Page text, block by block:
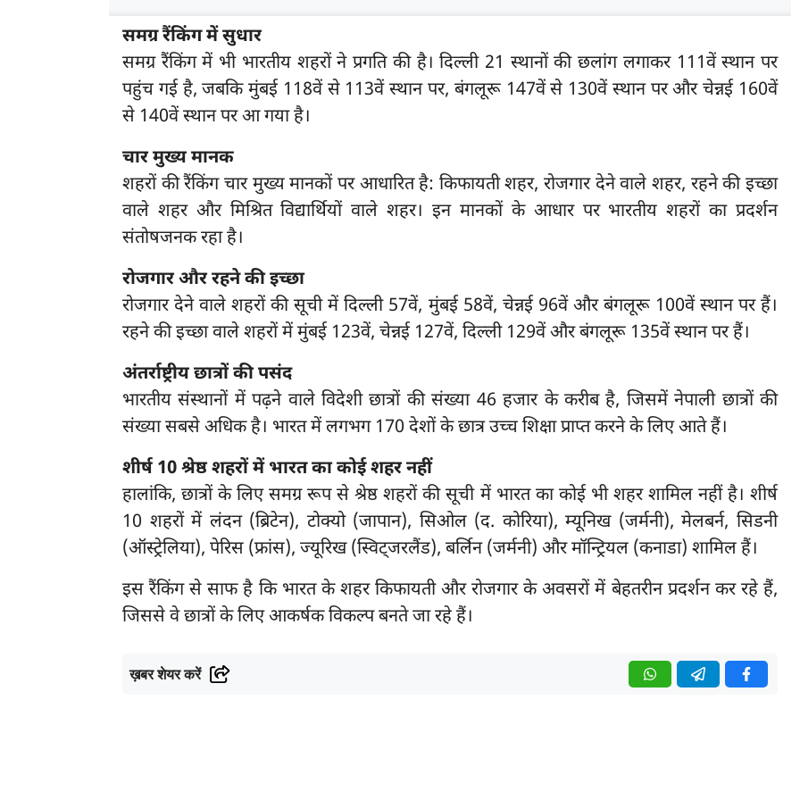
समग्र रैंकिंग में सुधार
समग्र रैंकिंग में भी भारतीय शहरों ने प्रगति की है। दिल्ली 21 स्थानों की छलांग लगाकर 111वें स्थान पर
पहुंच गई है, जबकि मुंबई 118वें से 113वें स्थान पर, बंगलूरू 147वें से 130वें स्थान पर और चेन्नई 160वें
से 140वें स्थान पर आ गया है।
चार मुख्य मानक
शहरों की रैंकिंग चार मुख्य मानकों पर आधारित है: किफायती शहर, रोजगार देने वाले शहर, रहने की इच्छा
वाले शहर और मिश्रित विद्यार्थियों वाले शहर। इन मानकों के आधार पर भारतीय शहरों का प्रदर्शन
संतोषजनक रहा है।
रोजगार और रहने की इच्छा
रोजगार देने वाले शहरों की सूची में दिल्ली 57वें, मुंबई 58वें, चेन्नई 96वें और बंगलूरू 100वें स्थान पर हैं।
रहने की इच्छा वाले शहरों में मुंबई 123वें, चेन्नई 127वें, दिल्ली 129वें और बंगलूरू 135वें स्थान पर हैं।
अंतर्राष्ट्रीय छात्रों की पसंद
भारतीय संस्थानों में पढ़ने वाले विदेशी छात्रों की संख्या 46 हजार के करीब है, जिसमें नेपाली छात्रों की
संख्या सबसे अधिक है। भारत में लगभग 170 देशों के छात्र उच्च शिक्षा प्राप्त करने के लिए आते हैं।
शीर्ष 10 श्रेष्ठ शहरों में भारत का कोई शहर नहीं
हालांकि, छात्रों के लिए समग्र रूप से श्रेष्ठ शहरों की सूची में भारत का कोई भी शहर शामिल नहीं है। शीर्ष
10 शहरों में लंदन (ब्रिटेन), टोक्यो (जापान), सिओल (द. कोरिया), म्यूनिख (जर्मनी), मेलबर्न, सिडनी
(ऑस्ट्रेलिया), पेरिस (फ्रांस), ज्यूरिख (स्विट्जरलैंड), बर्लिन (जर्मनी) और मॉन्ट्रियल (कनाडा) शामिल हैं।
इस रैंकिंग से साफ है कि भारत के शहर किफायती और रोजगार के अवसरों में बेहतरीन प्रदर्शन कर रहे हैं,
जिससे वे छात्रों के लिए आकर्षक विकल्प बनते जा रहे हैं।
ख़बर शेयर करें